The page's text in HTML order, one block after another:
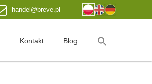
handel@breve.pl
Kontakt Blog